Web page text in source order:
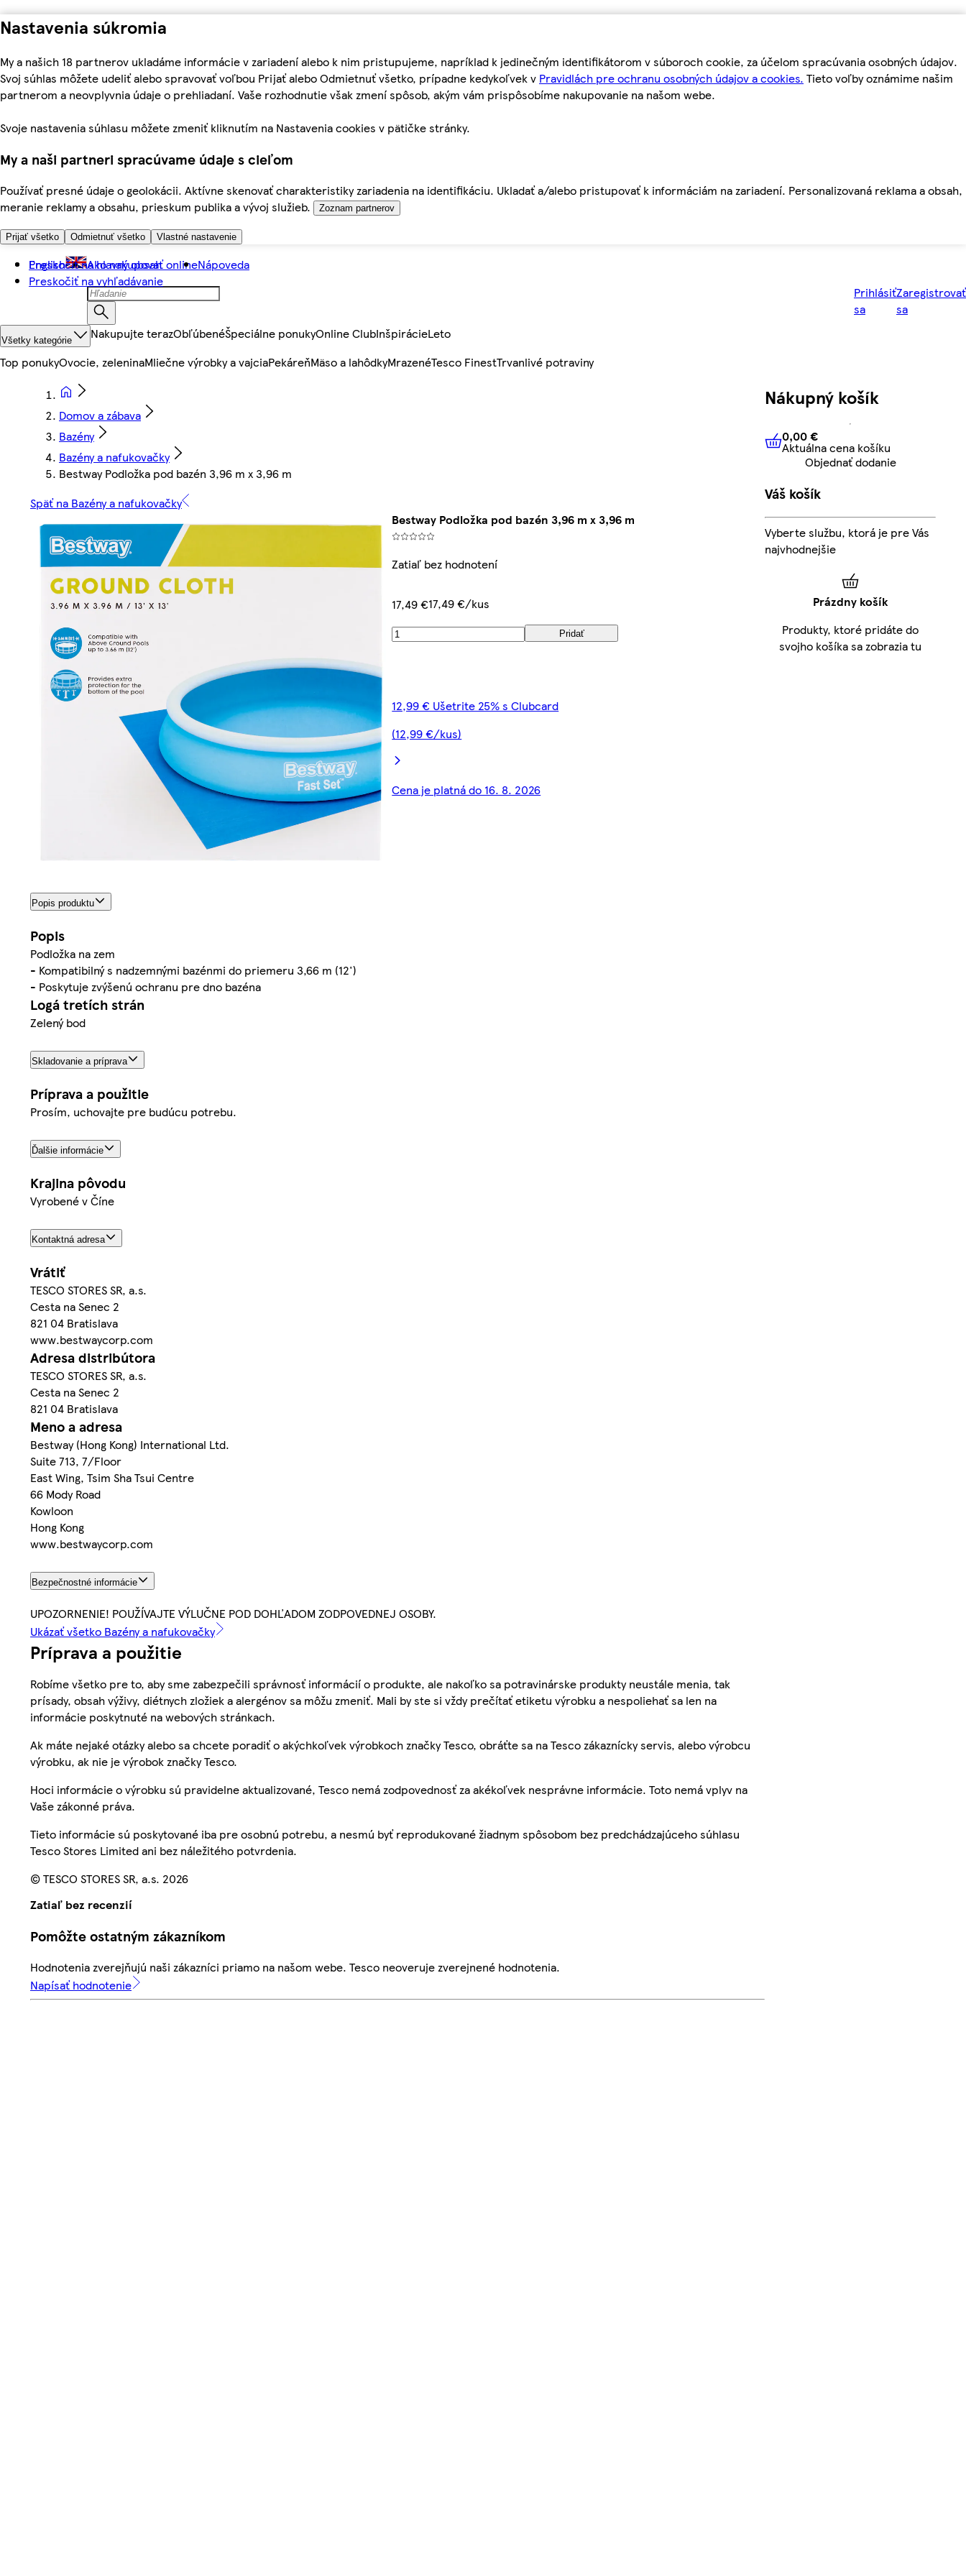
Nastavenia súkromia
My a našich 18 partnerov ukladáme informácie v zariadení alebo k nim pristupujeme, napríklad k jedinečným identifikátorom v súboroch cookie, za účelom spracúvania osobných údajov.
Svoj súhlas môžete udeliť alebo spravovať voľbou Prijať alebo Odmietnuť všetko, prípadne kedykoľvek v Pravidlách pre ochranu osobných údajov a cookies. Tieto voľby oznámime našim
partnerom a neovplyvnia údaje o prehliadaní. Vaše rozhodnutie však zmení spôsob, akým vám prispôsobíme nakupovanie na našom webe.
Svoje nastavenia súhlasu môžete zmeniť kliknutím na Nastavenia cookies v pätičke stránky.
My a naši partneri spracúvame údaje s cieľom
Používať presné údaje o geolokácii. Aktívne skenovať charakteristiky zariadenia na identifikáciu. Ukladať a/alebo pristupovať k informáciám na zariadení. Personalizovaná reklama a obsah,
meranie reklamy a obsahu, prieskum publika a vývoj služieb.
Zoznam partnerov
Prijať všetko Odmietnuť všetko Vlastné nastavenie
Preskočiť na hlavný obsah
Preskočiť na vyhľadávanie
English Ako nakupovať onlineNápoveda
Prihlásiť
sa
Zaregistrovať
sa
Všetky kategórie Nakupujte terazObľúbenéŠpeciálne ponukyOnline ClubInšpirácieLeto
Top ponukyOvocie, zeleninaMliečne výrobky a vajciaPekáreňMäso a lahôdkyMrazenéTesco FinestTrvanlivé potraviny
Domov a zábava
Bazény
Bazény a nafukovačky
Bestway Podložka pod bazén 3,96 m x 3,96 m
Späť na Bazény a nafukovačky
Bestway Podložka pod bazén 3,96 m x 3,96 m
Zatiaľ bez hodnotení
17,49 €17,49 €/kus
Pridať
12,99 € Ušetrite 25% s Clubcard
(12,99 €/kus)
Cena je platná do 16. 8. 2026
Popis produktu
Popis
Podložka na zem
- Kompatibilný s nadzemnými bazénmi do priemeru 3,66 m (12')
- Poskytuje zvýšenú ochranu pre dno bazéna
Logá tretích strán
Zelený bod
Skladovanie a príprava
Príprava a použitie
Prosím, uchovajte pre budúcu potrebu.
Ďalšie informácie
Krajina pôvodu
Vyrobené v Číne
Kontaktná adresa
Vrátiť
TESCO STORES SR, a.s.
Cesta na Senec 2
821 04 Bratislava
www.bestwaycorp.com
Adresa distribútora
TESCO STORES SR, a.s.
Cesta na Senec 2
821 04 Bratislava
Meno a adresa
Bestway (Hong Kong) International Ltd.
Suite 713, 7/Floor
East Wing, Tsim Sha Tsui Centre
66 Mody Road
Kowloon
Hong Kong
www.bestwaycorp.com
Bezpečnostné informácie
UPOZORNENIE! POUŽÍVAJTE VÝLUČNE POD DOHĽADOM ZODPOVEDNEJ OSOBY.
Ukázať všetko Bazény a nafukovačky
Príprava a použitie
Robíme všetko pre to, aby sme zabezpečili správnosť informácií o produkte, ale nakoľko sa potravinárske produkty neustále menia, tak
prísady, obsah výživy, diétnych zložiek a alergénov sa môžu zmeniť. Mali by ste si vždy prečítať etiketu výrobku a nespoliehať sa len na
informácie poskytnuté na webových stránkach.
Ak máte nejaké otázky alebo sa chcete poradiť o akýchkoľvek výrobkoch značky Tesco, obráťte sa na Tesco zákaznícky servis, alebo výrobcu
výrobku, ak nie je výrobok značky Tesco.
Hoci informácie o výrobku sú pravidelne aktualizované, Tesco nemá zodpovednosť za akékoľvek nesprávne informácie. Toto nemá vplyv na
Vaše zákonné práva.
Tieto informácie sú poskytované iba pre osobnú potrebu, a nesmú byť reprodukované žiadnym spôsobom bez predchádzajúceho súhlasu
Tesco Stores Limited ani bez náležitého potvrdenia.
© TESCO STORES SR, a.s. 2026
Zatiaľ bez recenzií
Pomôžte ostatným zákazníkom
Hodnotenia zverejňujú naši zákazníci priamo na našom webe. Tesco neoveruje zverejnené hodnotenia.
Napísať hodnotenie
Nákupný košík
0,00 € Aktuálna cena košíku
0,00 €
Aktuálna cena košíku
Objednať dodanie
Váš košík
Vyberte službu, ktorá je pre Vás
najvhodnejšie
Prázdny košík
Produkty, ktoré pridáte do
svojho košíka sa zobrazia tu